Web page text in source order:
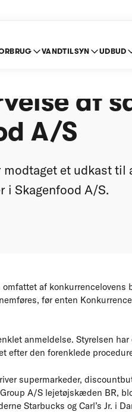
VANDTILSYN UDBUD
af
A/S
et udkast til
i Skagenfood A/S.
af konkurrencelovens
før enten
anmeldelse. Styrelsen
efter den forenklede
supermarkeder,
A/S lejetøjskæden BR,
Starbucks og Carl’s Jr. i